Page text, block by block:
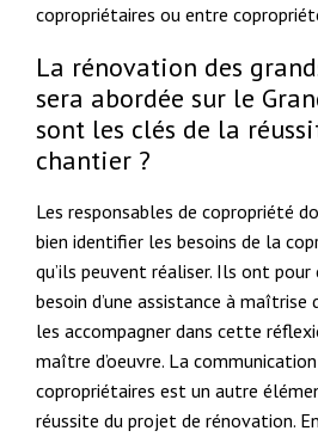
copropriétaires ou entre
La rénovation des
sera abordée sur le
sont les clés de la
chantier ?
Les responsables de copropriété
bien identifier les besoins de la
qu’ils peuvent réaliser. Ils ont
besoin d’une assistance à maîtrise
les accompagner dans cette
maître d’oeuvre. La
copropriétaires est un autre
réussite du projet de rénovation.